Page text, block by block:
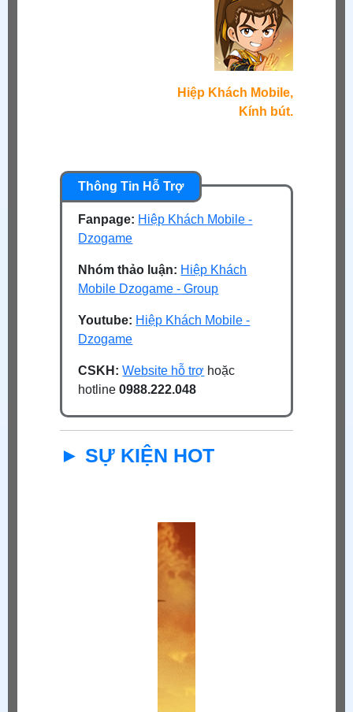
Hiệp Khách Mobile,
Kính bút.
Fanpage: Hiệp Khách Mobile -
Dzogame
Nhóm thảo luận: Hiệp Khách
Mobile Dzogame - Group
Youtube: Hiệp Khách Mobile -
Dzogame
CSKH: Website hỗ trợ hoặc
hotline0988.222.048
► SỰ KIỆN HOT